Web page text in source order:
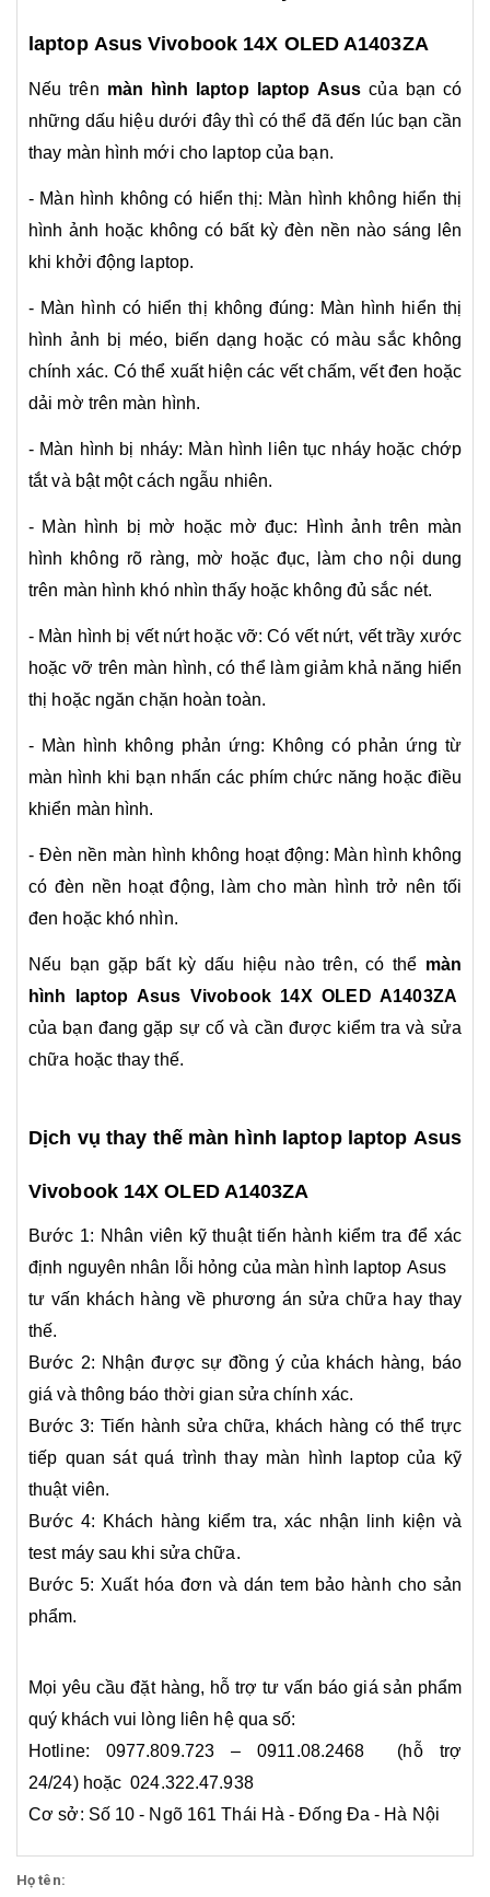
laptop Asus Vivobook 14X OLED A1403ZA
Nếu trên màn hình laptop laptop Asus của bạn có
những dấu hiệu dưới đây thì có thể đã đến lúc bạn cần
thay màn hình mới cho laptop của bạn.
- Màn hình không có hiển thị: Màn hình không hiển thị
hình ảnh hoặc không có bất kỳ đèn nền nào sáng lên
khi khởi động laptop.
- Màn hình có hiển thị không đúng: Màn hình hiển thị
hình ảnh bị méo, biến dạng hoặc có màu sắc không
chính xác. Có thể xuất hiện các vết chấm, vết đen hoặc
dải mờ trên màn hình.
- Màn hình bị nháy: Màn hình liên tục nháy hoặc chớp
tắt và bật một cách ngẫu nhiên.
- Màn hình bị mờ hoặc mờ đục: Hình ảnh trên màn
hình không rõ ràng, mờ hoặc đục, làm cho nội dung
trên màn hình khó nhìn thấy hoặc không đủ sắc nét.
- Màn hình bị vết nứt hoặc vỡ: Có vết nứt, vết trầy xước
hoặc vỡ trên màn hình, có thể làm giảm khả năng hiển
thị hoặc ngăn chặn hoàn toàn.
- Màn hình không phản ứng: Không có phản ứng từ
màn hình khi bạn nhấn các phím chức năng hoặc điều
khiển màn hình.
- Đèn nền màn hình không hoạt động: Màn hình không
có đèn nền hoạt động, làm cho màn hình trở nên tối
đen hoặc khó nhìn.
Nếu bạn gặp bất kỳ dấu hiệu nào trên, có thể màn
hình laptop Asus Vivobook 14X OLED A1403ZA
của bạn đang gặp sự cố và cần được kiểm tra và sửa
chữa hoặc thay thế.
Dịch vụ thay thế màn hình laptop laptop Asus
Vivobook 14X OLED A1403ZA
Bước 1: Nhân viên kỹ thuật tiến hành kiểm tra để xác
định nguyên nhân lỗi hỏng của màn hình laptop Asus
tư vấn khách hàng về phương án sửa chữa hay thay
thế.
Bước 2: Nhận được sự đồng ý của khách hàng, báo
giá và thông báo thời gian sửa chính xác.
Bước 3: Tiến hành sửa chữa, khách hàng có thể trực
tiếp quan sát quá trình thay màn hình laptop của kỹ
thuật viên.
Bước 4: Khách hàng kiểm tra, xác nhận linh kiện và
test máy sau khi sửa chữa.
Bước 5: Xuất hóa đơn và dán tem bảo hành cho sản
phẩm.
Mọi yêu cầu đặt hàng, hỗ trợ tư vấn báo giá sản phẩm
quý khách vui lòng liên hệ qua số:
Hotline: 0977.809.723 – 0911.08.2468 (hỗ trợ
24/24) hoặc 024.322.47.938
Cơ sở: Số 10 - Ngõ 161 Thái Hà - Đống Đa - Hà Nội
Họ tên: